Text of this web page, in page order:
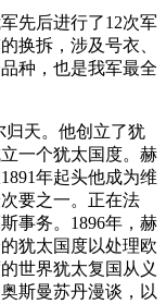
先后进行了12次军
换拆，涉及号衣、
种，也是我军最全
天。他创立了犹
一个犹太国度。赫
年起头他成为维
要之一。正在法
事务。1896年，赫
犹太国度以处理欧
世界犹太复国从义
斯曼苏丹漫谈，以